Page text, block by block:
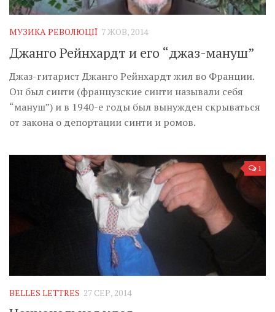
Цитати
Inter/antinational
МУЗИКА РЕВОЛЮЦІЇ 7 ЖОВ, 2014
Джанго Рейнхардт и его “джаз-мануш”
Джаз-гитарист Джанго Рейнхардт жил во Франции.
Он был синти (французские синти называли себя
“мануш”) и в 1940-е годы был вынужден скрываться
от закона о депортации синти и ромов.
1
BELLES LETTRES 27 СЕР, 2014